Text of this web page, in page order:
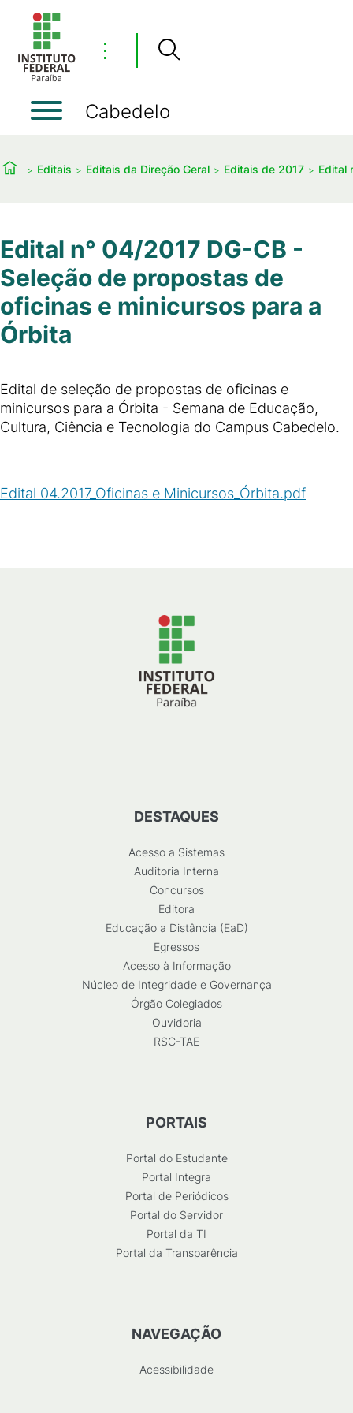
⋮
Cabedelo
Editais Editais da Direção Geral Editais de 2017 Edital
Edital n° 04/2017 DG-CB -
Seleção de propostas de
oficinas e minicursos para a
Órbita
Edital de seleção de propostas de oficinas e
minicursos para a Órbita - Semana de Educação,
Cultura, Ciência e Tecnologia do Campus Cabedelo.
Edital 04.2017_Oficinas e Minicursos_Órbita.pdf
DESTAQUES
Acesso a Sistemas
Auditoria Interna
Concursos
Editora
Educação a Distância (EaD)
Egressos
Acesso à Informação
Núcleo de Integridade e Governança
Órgão Colegiados
Ouvidoria
RSC-TAE
PORTAIS
Portal do Estudante
Portal Integra
Portal de Periódicos
Portal do Servidor
Portal da TI
Portal da Transparência
NAVEGAÇÃO
Acessibilidade